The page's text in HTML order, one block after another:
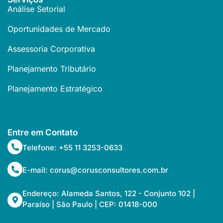
Análise Setorial
Oportunidades de Mercado
Assessoria Corporativa
Planejamento Tributário
Planejamento Estratégico
Entre em Contato
Telefone: +55 11 3253-0633
E-mail: corus@corusconsultores.com.br
Endereço: Alameda Santos, 122 - Conjunto 102 |
Paraíso | São Paulo | CEP: 01418-000